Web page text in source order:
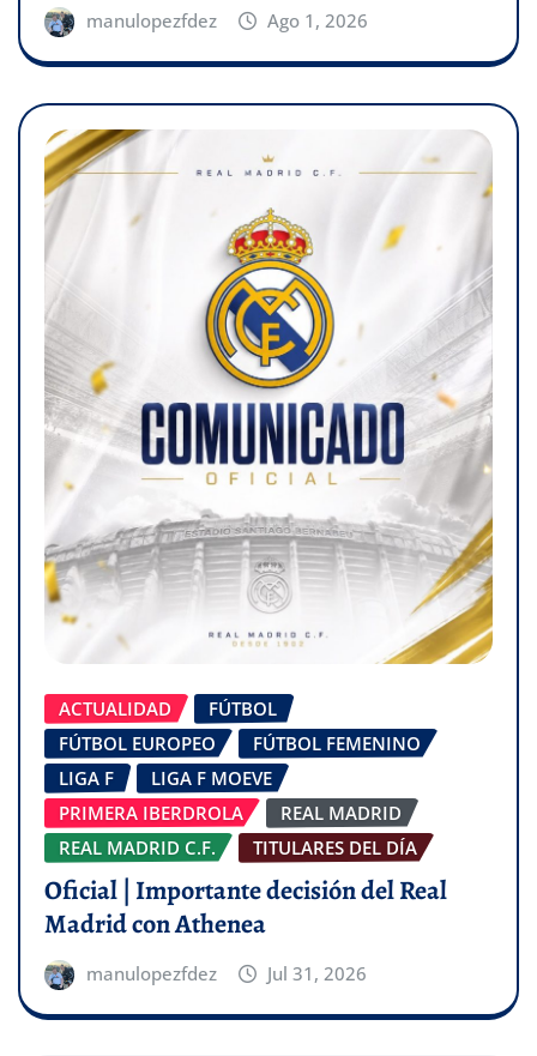
manulopezfdez Ago 1, 2026
ACTUALIDAD
FÚTBOL
FÚTBOL EUROPEO
FÚTBOL FEMENINO
LIGA F
LIGA F MOEVE
PRIMERA IBERDROLA
REAL MADRID
REAL MADRID C.F.
TITULARES DEL DÍA
Oficial | Importante decisión del Real
Madrid con Athenea
manulopezfdez Jul 31, 2026